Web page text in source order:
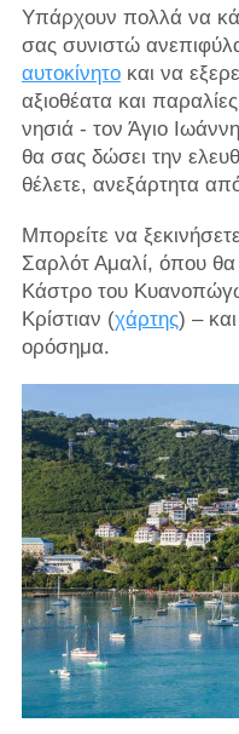
Υπάρχουν πολλά να
σας συνιστώ
αυτοκίνητοκαι να
αξιοθέατα και
νησιά - τον Άγιο
θα σας δώσει την
θέλετε, ανεξάρτητα
Μπορείτε να
Σαρλότ Αμαλί, όπου θα
Κάστρο του
Κρίστιαν (χάρτης) –
ορόσημα.